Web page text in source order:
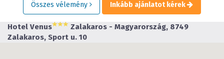
Összes vélemény Inkább ajánlatot kérek
Hotel Venus
Zalakaros - Magyarország, 8749
Zalakaros, Sport u. 10